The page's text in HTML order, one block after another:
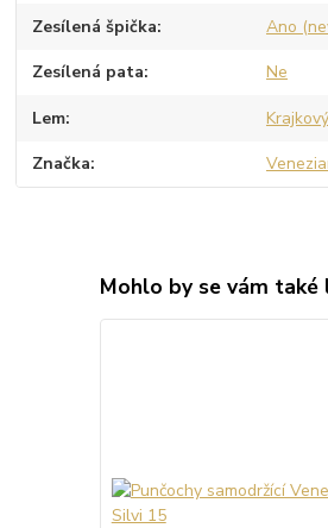
Zesílená špička Ano
Zesílená pata Ne
Lem Krajkový
Značka
Mohlo by se vám